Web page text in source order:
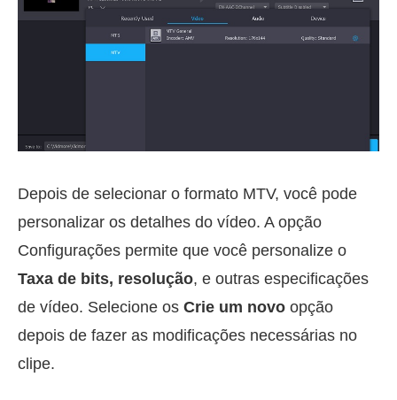
Depois de selecionar o formato MTV, você pode
personalizar os detalhes do vídeo. A opção
Configurações permite que você personalize o
Taxa de bits, resolução, e outras especificações
de vídeo. Selecione os Crie um novo opção
depois de fazer as modificações necessárias no
clipe.